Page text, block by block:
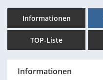
Informationen
TOP-Liste
Informationen